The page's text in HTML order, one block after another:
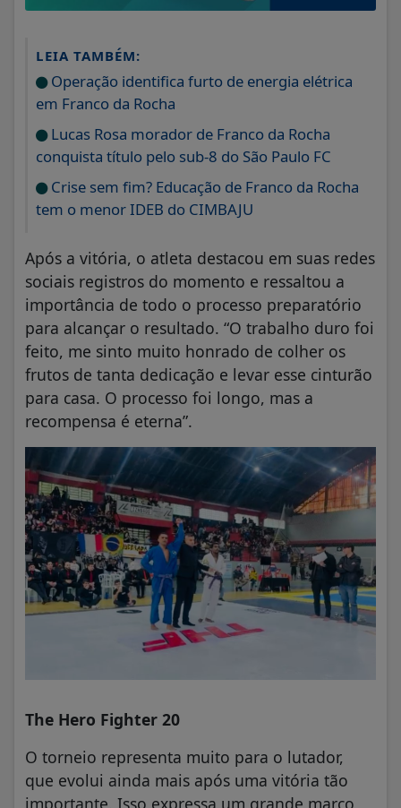
LEIA TAMBÉM:
Operação identifica furto de energia elétrica
em Franco da Rocha
Lucas Rosa morador de Franco da Rocha
conquista título pelo sub-8 do São Paulo FC
Crise sem fim? Educação de Franco da Rocha
tem o menor IDEB do CIMBAJU
Após a vitória, o atleta destacou em suas redes
sociais registros do momento e ressaltou a
importância de todo o processo preparatório
para alcançar o resultado. “O trabalho duro foi
feito, me sinto muito honrado de colher os
frutos de tanta dedicação e levar esse cinturão
para casa. O processo foi longo, mas a
recompensa é eterna”.
The Hero Fighter 20
O torneio representa muito para o lutador,
que evolui ainda mais após uma vitória tão
importante. Isso expressa um grande marco